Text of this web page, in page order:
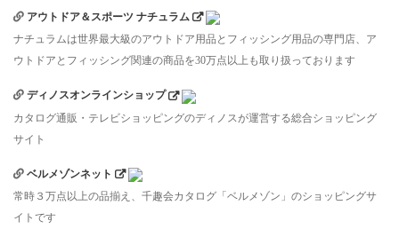
アウトドア＆スポーツ ナチュラム
ナチュラムは世界最大級のアウトドア用品とフィッシング用品の専門店、ア
ウトドアとフィッシング関連の商品を30万点以上も取り扱っております
ディノスオンラインショップ
カタログ通販・テレビショッピングのディノスが運営する総合ショッピング
サイト
ベルメゾンネット
常時３万点以上の品揃え、千趣会カタログ「ベルメゾン」のショッピングサ
イトです